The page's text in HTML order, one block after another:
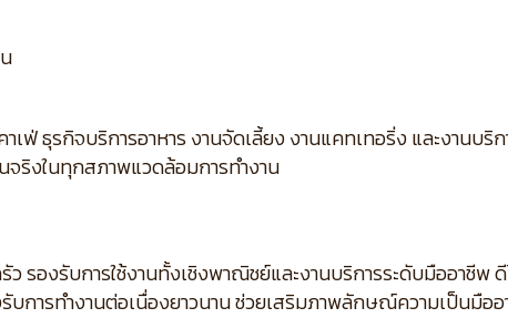
ฟ่ ธุรกิจบริการอาหาร งานจัดเลี้ยง งานแคทเทอริ่ง และงานบริ
จริงในทุกสภาพแวดล้อมการทำงาน
รองรับการใช้งานทั้งเชิงพาณิชย์และงานบริการระดับมืออาชีพ
การทำงานต่อเนื่องยาวนาน ช่วยเสริมภาพลักษณ์ความเป็นมือ